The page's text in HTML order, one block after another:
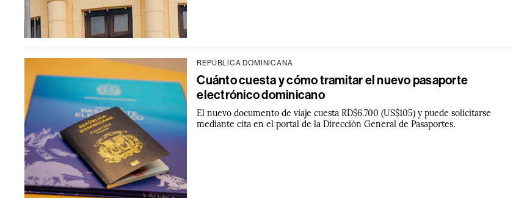
REPÚBLICA DOMINICANA
Cuánto cuesta y cómo tramitar el nuevo pasaporte
electrónico dominicano
El nuevo documento de viaje cuesta RD$6.700 (US$105) y puede solicitarse
mediante cita en el portal de la Dirección General de Pasaportes.